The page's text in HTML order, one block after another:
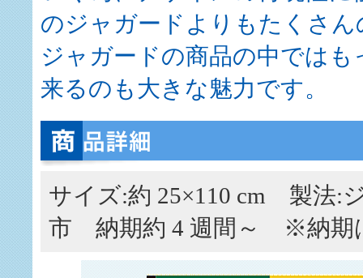
のジャガードよりもたくさ
ジャガードの商品の中では
来るのも大きな魅力です。
サイズ:約 25×110 cm 製法:
市 納期約 4 週間～ ※納期